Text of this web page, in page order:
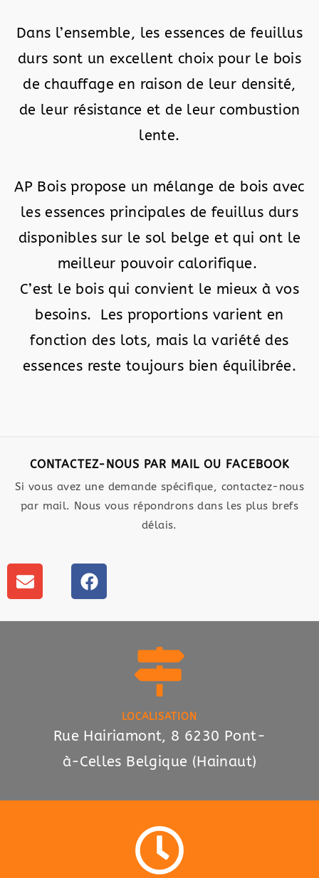
Dans l’ensemble, les essences de feuillus
durs sont un excellent choix pour le bois
de chauffage en raison de leur densité,
de leur résistance et de leur combustion
lente.
AP Bois propose un mélange de bois avec
les essences principales de feuillus durs
disponibles sur le sol belge et qui ont le
meilleur pouvoir calorifique.
C’est le bois qui convient le mieux à vos
besoins. Les proportions varient en
fonction des lots, mais la variété des
essences reste toujours bien équilibrée.
CONTACTEZ-NOUS PAR MAIL OU FACEBOOK
Si vous avez une demande spécifique, contactez-nous
par mail. Nous vous répondrons dans les plus brefs
délais.
LOCALISATION
Rue Hairiamont, 8 6230 Pont-
à-Celles Belgique (Hainaut)